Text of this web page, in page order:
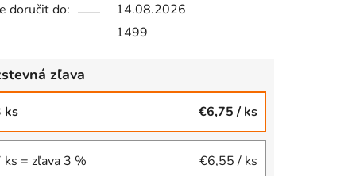
doručiť do:
14.08.2026
1499
zľava
ks €6,75 / ks
ks = zľava 3 % €6,55 / ks